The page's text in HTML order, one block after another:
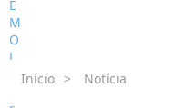
Início > Notícia